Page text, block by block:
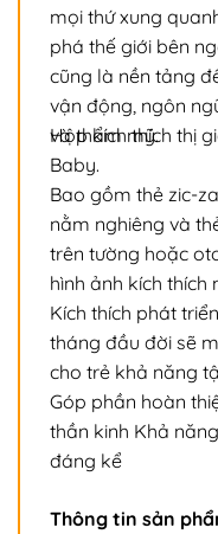
mọi thứ xung
phá thế giới bên
cũng là nền tảng
vận động, ngôn
và thẩm mỹ.
Hộp kích thích thị
Baby.
Bao gồm thẻ zic-
nằm nghiêng và
trên tường hoặc
hình ảnh kích thích
Kích thích phát
tháng đầu đời sẽ
cho trẻ khả năng
Góp phần hoàn
thần kinh Khả
đáng kể
Thông tin sản